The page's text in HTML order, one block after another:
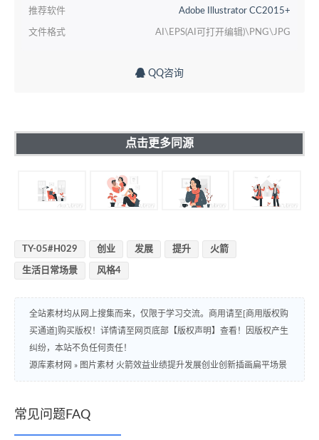
推荐软件 Adobe Illustrator CC2015+
文件格式 AI\EPS(AI可打开编辑)\PNG\JPG
QQ咨询
点击更多同源
TY-05#H029 创业 发展 提升 火箭
生活日常场景 风格4
全站素材均从网上搜集而来，仅限于学习交流。商用请至[商用版权购
买通道]购买版权！详情请至网页底部【版权声明】查看！因版权产生
纠纷，本站不负任何责任！
源库素材网 » 图片素材 火箭效益业绩提升发展创业创新插画扁平场景
常见问题FAQ